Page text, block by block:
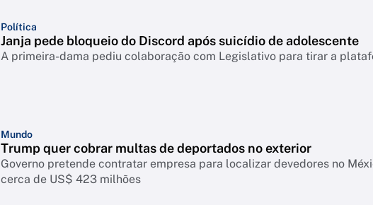
Política
Janja pede bloqueio do Discord após suicídio de adolescente
A primeira-dama pediu colaboração com Legislativo para tirar a
Mundo
Trump quer cobrar multas de deportados no exterior
Governo pretende contratar empresa para localizar devedores no
cerca de US$ 423 milhões